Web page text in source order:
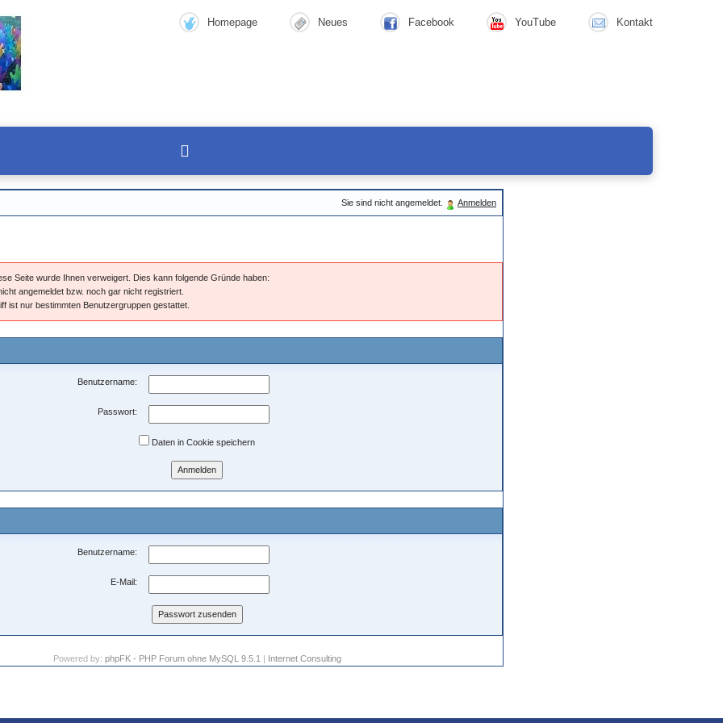
Homepage Neues Facebook YouTube Kontakt
Sie sind nicht angemeldet. Anmelden
Seite wurde Ihnen verweigert. Dies kann folgende Gründe haben:
angemeldet bzw. noch gar nicht registriert.
ist nur bestimmten Benutzergruppen gestattet.
Benutzername:
Passwort:
Daten in Cookie speichern
Benutzername:
E-Mail:
Powered by: phpFK - PHP Forum ohne MySQL 9.5.1 | Internet Consulting